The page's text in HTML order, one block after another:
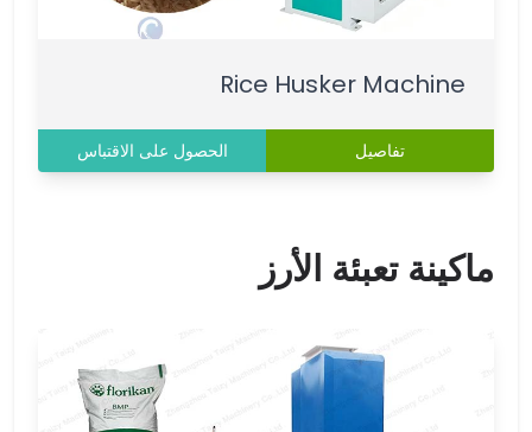
Rice Husker Machine
تفاصيل الحصول على الاقتباس
ماكينة تعبئة الأرز